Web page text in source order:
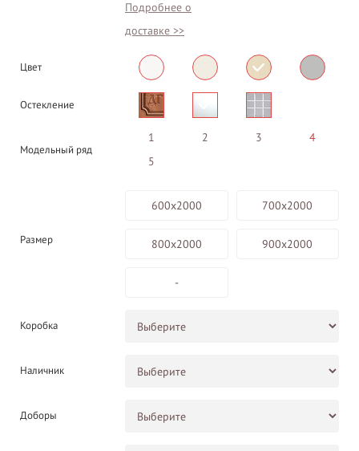
Подробнее о
доставке >>
Цвет
Остекление
Модельный ряд
1 2 3
4
5
Размер
600х2000 700х2000
800х2000 900х2000
-
Коробка
Наличник
Доборы